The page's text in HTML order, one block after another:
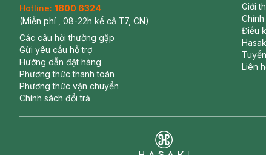
Hotline: 1800 6324
(Miễn phí , 08-22h kể cả T7, CN)
Các câu hỏi thường gặp
Gửi yêu cầu hỗ trợ
Hướng dẫn đặt hàng
Phương thức thanh toán
Phương thức vận chuyển
Chính sách đổi trả
Giới
Điều
Liên